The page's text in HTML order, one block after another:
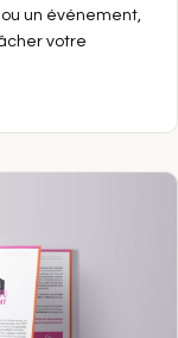
un événement,
votre